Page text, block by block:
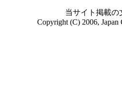
当サイト掲載の
Copyright (C) 2006, Japan